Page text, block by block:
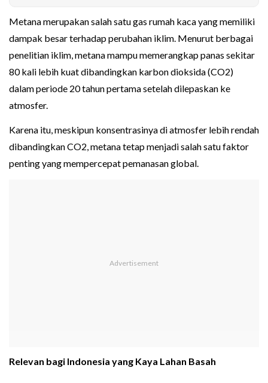
Metana merupakan salah satu gas rumah kaca yang memiliki
dampak besar terhadap perubahan iklim. Menurut berbagai
penelitian iklim, metana mampu memerangkap panas sekitar
80 kali lebih kuat dibandingkan karbon dioksida (CO2)
dalam periode 20 tahun pertama setelah dilepaskan ke
atmosfer.
Karena itu, meskipun konsentrasinya di atmosfer lebih rendah
dibandingkan CO2, metana tetap menjadi salah satu faktor
penting yang mempercepat pemanasan global.
Relevan bagi Indonesia yang Kaya Lahan Basah